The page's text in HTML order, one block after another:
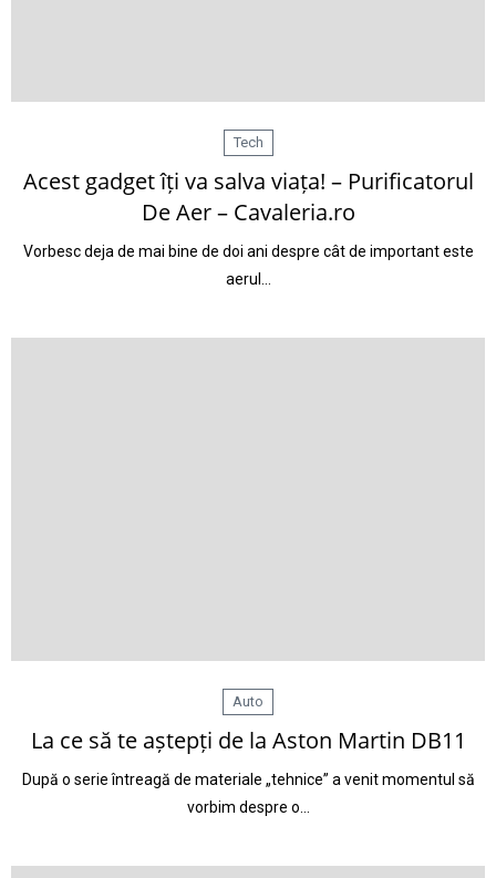
Tech
Acest gadget îți va salva viața! – Purificatorul
De Aer – Cavaleria.ro
Vorbesc deja de mai bine de doi ani despre cât de important este
aerul…
Auto
La ce să te aștepți de la Aston Martin DB11
După o serie întreagă de materiale „tehnice” a venit momentul să
vorbim despre o…